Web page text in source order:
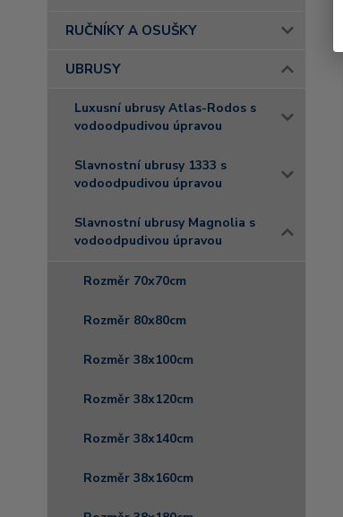
RUČNÍKY A OSUŠKY
UBRUSY
Luxusní ubrusy Atlas-Rodos s
vodoodpudivou úpravou
Slavnostní ubrusy 1333 s
vodoodpudivou úpravou
Slavnostní ubrusy Magnolia s
vodoodpudivou úpravou
Rozměr 70x70cm
Rozměr 80x80cm
Rozměr 38x100cm
Rozměr 38x120cm
Rozměr 38x140cm
Rozměr 38x160cm